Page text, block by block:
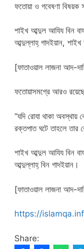
ফতোয়া ও গবেষণা বিষয়ক
শাইখ আব্দুল আযিয বিন
আব্দুল্লাহ্‌ গাদইয়ান,
[ফাতাওয়াল লাজনা আদ-
ফতোয়াসমগ্রে আরও
“যদি রোযা থাকা অবস্থায়
রক্তপাত ঘটে তাহলে তার
শাইখ আব্দুল আযিয বিন
আব্দুল্লাহ্‌ বিন গাদইয়ান।
[ফাতাওয়াল লাজনা আদ-
https://
Share: